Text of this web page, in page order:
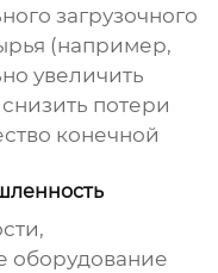
загрузочного
(например,
увеличить
потери
конечной
оборудование